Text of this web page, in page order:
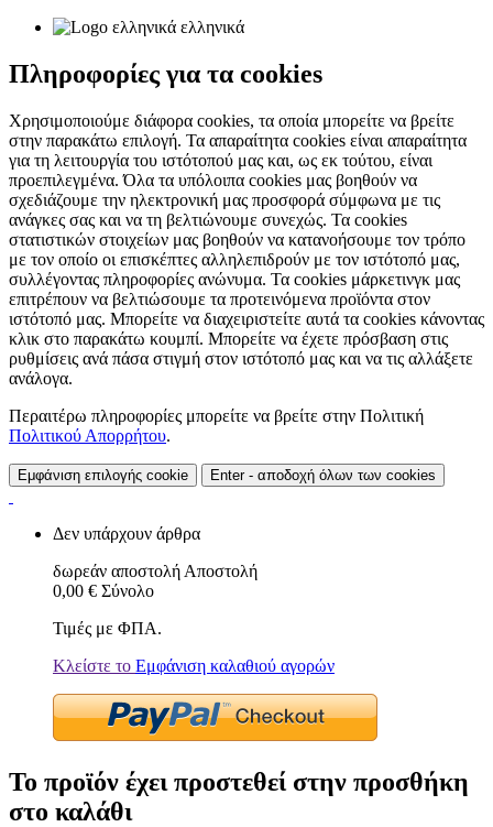
ελληνικά
Πληροφορίες για τα cookies
Χρησιμοποιούμε διάφορα cookies, τα οποία μπορείτε να βρείτε
στην παρακάτω επιλογή. Τα απαραίτητα cookies είναι απαραίτητα
για τη λειτουργία του ιστότοπού μας και, ως εκ τούτου, είναι
προεπιλεγμένα. Όλα τα υπόλοιπα cookies μας βοηθούν να
σχεδιάζουμε την ηλεκτρονική μας προσφορά σύμφωνα με τις
ανάγκες σας και να τη βελτιώνουμε συνεχώς. Τα cookies
στατιστικών στοιχείων μας βοηθούν να κατανοήσουμε τον τρόπο
με τον οποίο οι επισκέπτες αλληλεπιδρούν με τον ιστότοπό μας,
συλλέγοντας πληροφορίες ανώνυμα. Τα cookies μάρκετινγκ μας
επιτρέπουν να βελτιώσουμε τα προτεινόμενα προϊόντα στον
ιστότοπό μας. Μπορείτε να διαχειριστείτε αυτά τα cookies κάνοντας
κλικ στο παρακάτω κουμπί. Μπορείτε να έχετε πρόσβαση στις
ρυθμίσεις ανά πάσα στιγμή στον ιστότοπό μας και να τις αλλάξετε
ανάλογα.
Περαιτέρω πληροφορίες μπορείτε να βρείτε στην Πολιτική
Πολιτικού Απορρήτου.
Εμφάνιση επιλογής cookie Enter - αποδοχή όλων των cookies
Δεν υπάρχουν άρθρα
δωρεάν αποστολή Αποστολή
0,00 € Σύνολο
Τιμές με ΦΠΑ.
Κλείστε το Εμφάνιση καλαθιού αγορών
Το προϊόν έχει προστεθεί στην προσθήκη
στο καλάθι